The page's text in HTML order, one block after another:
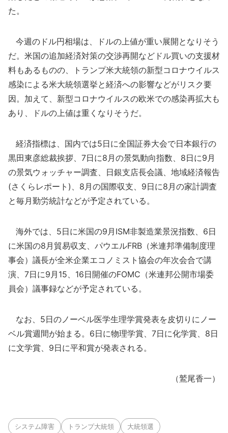
た。
今週のドル円相場は、ドルの上値が重い展開となりそう
だ。米国の追加経済対策の交渉再開などドル買いの支援材
料もあるものの、トランプ米大統領の新型コロナウイルス
感染による米大統領選挙と経済への影響などがリスク要
因。加えて、新型コロナウイルスの欧米での感染再拡大も
あり、ドルの上値は重くなりそうだ。
経済指標は、国内では5日に全国証券大会で日本銀行の
黒田東彦総裁挨拶、7日に8月の景気動向指数、8日に9月
の景気ウォッチャー調査、日銀支店長会議、地域経済報告
(さくらレポート)、8月の国際収支、9日に8月の家計調査
と毎月勤労統計などが予定されている。
海外では、5日に米国の9月ISM非製造業景況指数、6日
に米国の8月貿易収支、パウエルFRB（米連邦準備制度理
事会）議長が全米企業エコノミスト協会の年次会合で講
演、7日に9月15、16日開催のFOMC（米連邦公開市場委
員会）議事録などが予定されている。
なお、5日のノーベル医学生理学賞発表を皮切りにノー
ベル賞週間が始まる。6日に物理学賞、7日に化学賞、8日
に文学賞、9日に平和賞が発表される。
（鷲尾香一）
システム障害 トランプ大統領 大統領選